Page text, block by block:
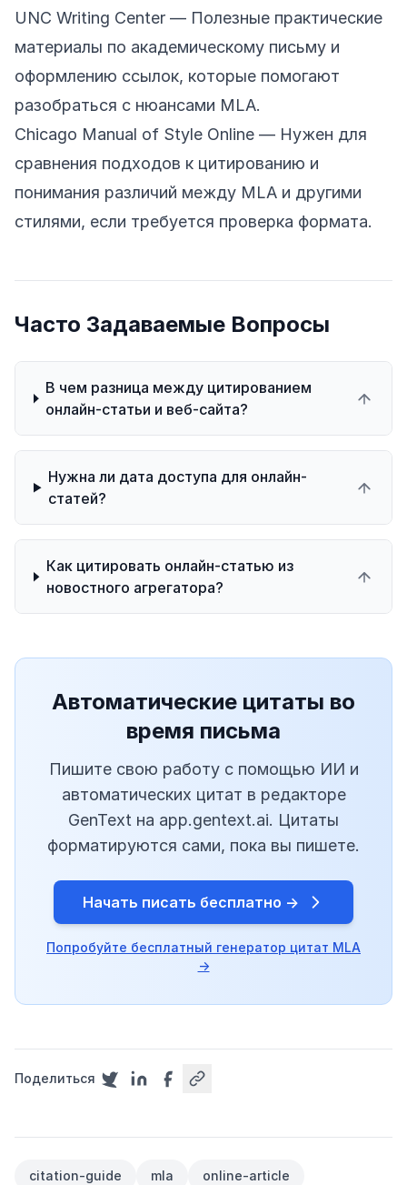
UNC Writing Center — Полезные практические
материалы по академическому письму и
оформлению ссылок, которые помогают
разобраться с нюансами MLA.
Chicago Manual of Style Online — Нужен для
сравнения подходов к цитированию и
понимания различий между MLA и другими
стилями, если требуется проверка формата.
Часто Задаваемые Вопросы
В чем разница между цитированием
онлайн-статьи и веб-сайта?
Нужна ли дата доступа для онлайн-
статей?
Как цитировать онлайн-статью из
новостного агрегатора?
Автоматические цитаты во
время письма
Пишите свою работу с помощью ИИ и
автоматических цитат в редакторе
GenText на app.gentext.ai. Цитаты
форматируются сами, пока вы пишете.
Начать писать бесплатно →
Попробуйте бесплатный генератор цитат MLA
→
Поделиться
citation-guide mla online-article